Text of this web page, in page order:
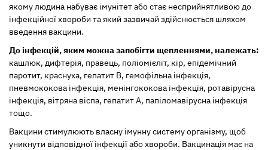
якому людина набуває імунітет або стає несприйнятливою до
інфекційної хвороби та який зазвичай здійснюється шляхом
введення вакцини.
До інфекцій, яким можна запобігти щепленнями, належать:
кашлюк, дифтерія, правець, поліомієліт, кір, епідемічний
паротит, краснуха, гепатит B, гемофільна інфекція,
пневмококова інфекція, менінгококова інфекція, ротавірусна
інфекція, вітряна віспа, гепатит A, папіломавірусна інфекція
тощо.
Вакцини стимулюють власну імунну систему організму, щоб
уникнути відповідної інфекції або хвороби. Вакцинація має на